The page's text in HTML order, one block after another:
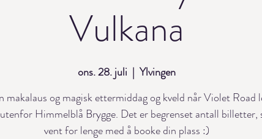
Vulkana
ons. 28. juli
  |
Ylvingen
makalaus og magisk ettermiddag og kveld når Violet Road
Himmelblå Brygge. Det er begrenset antall billetter,
vent for lenge med å booke din plass :)